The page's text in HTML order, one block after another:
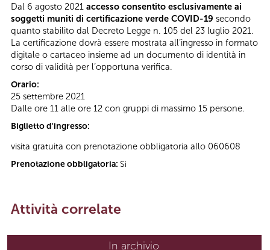
Dal 6 agosto 2021 accesso consentito esclusivamente ai
soggetti muniti di certificazione verde COVID-19 secondo
quanto stabilito dal Decreto Legge n. 105 del 23 luglio 2021.
La certificazione dovrà essere mostrata all’ingresso in formato
digitale o cartaceo insieme ad un documento di identità in
corso di validità per l’opportuna verifica.
Orario:
25 settembre 2021
Dalle ore 11 alle ore 12 con gruppi di massimo 15 persone.
Biglietto d'ingresso:
visita gratuita con prenotazione obbligatoria allo 060608
Prenotazione obbligatoria: Sì
Attività correlate
In archivio